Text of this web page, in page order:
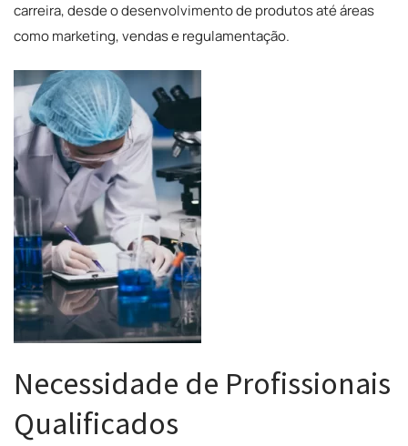
carreira, desde o desenvolvimento de produtos até áreas
como marketing, vendas e regulamentação.
Necessidade de Profissionais
Qualificados